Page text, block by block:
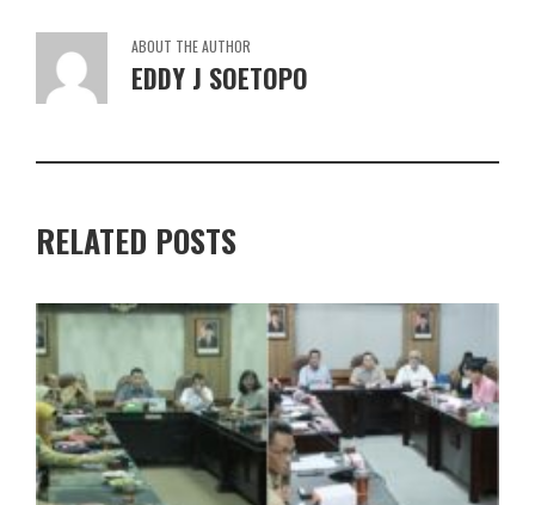
ABOUT THE AUTHOR
EDDY J SOETOPO
RELATED POSTS